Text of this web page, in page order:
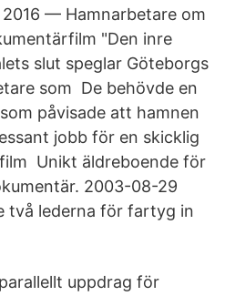
— Hamnarbetare om
"Den inre
slut speglar Göteborgs
som De behövde en
påvisade att hamnen
jobb för en skicklig
Unikt äldreboende för
2003-08-29
två lederna för fartyg in
uppdrag för